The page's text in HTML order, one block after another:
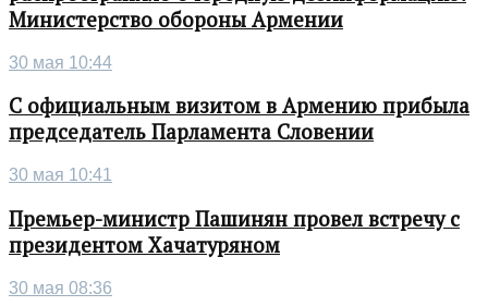
Министерство обороны Армении
30 мая 10:44
С официальным визитом в Армению прибыла
председатель Парламента Словении
30 мая 10:41
Премьер-министр Пашинян провел встречу с
президентом Хачатуряном
30 мая 08:36